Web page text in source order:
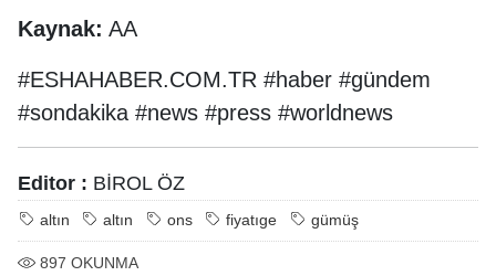
Kaynak: AA
#ESHAHABER.COM.TR #haber #gündem
#sondakika #news #press #worldnews
Editor : BİROL ÖZ
altın altın ons fiyatıge gümüş
897 OKUNMA